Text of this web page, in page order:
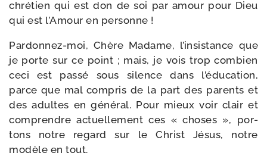
chré­tien qui est don de soi par amour pour Dieu
qui est l’Amour en personne !
Pardonnez-​moi, Chère Madame, l’in­sis­tance que
je porte sur ce point ; mais, je vois trop com­bien
ceci est pas­sé sous silence dans l’é­du­ca­tion,
parce que mal com­pris de la part des parents et
des adultes en géné­ral. Pour mieux voir clair et
com­prendre actuel­le­ment ces « choses », por­
tons notre regard sur le Christ Jésus, notre
modèle en tout.